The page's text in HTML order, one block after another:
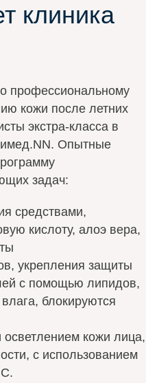
клиника
профессиональному
кожи после летних
экстра-класса в
Опытные
задач:
средствами,
кислоту, алоэ вера,
укрепления защиты
с помощью липидов,
блокируются
осветлением кожи лица,
с использованием